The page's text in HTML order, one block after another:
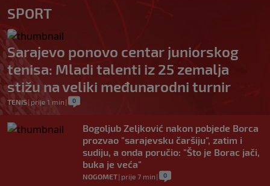
SPORT
Sarajevo ponovo centar juniorskog
tenisa: Mladi talenti iz 25 zemalja
stižu na veliki međunarodni turnir
TENIS| prije 1 min | 0
Bogoljub Zeljković nakon pobjede Borca
prozvao "sarajevsku čaršiju", zatim i
sudiju, a onda poručio: "Što je Borac jači,
buka je veća"
NOGOMET| prije 7 min | 0